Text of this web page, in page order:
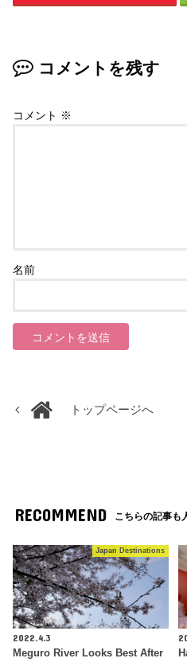
コメントを残す
コメント ※
名前
トップページへ
RECOMMEND こちらの記事も
Japan Destinations
2022.4.3
Meguro River Looks Best After